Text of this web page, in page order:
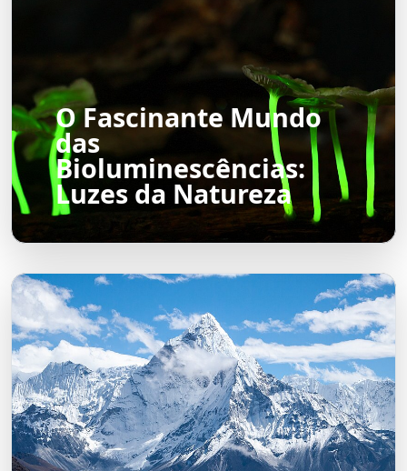
O Fascinante Mundo
das
Bioluminescências:
Luzes da Natureza